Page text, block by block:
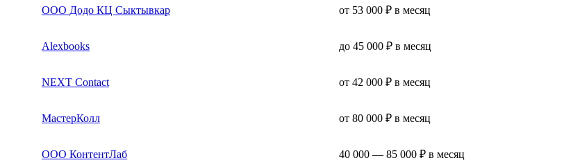
ООО Додо КЦ Сыктывкар от 53 000 ₽ в месяц
Alexbooks до 45 000 ₽ в месяц
NEXT Contact от 42 000 ₽ в месяц
МастерКолл от 80 000 ₽ в месяц
ООО КонтентЛаб 40 000 — 85 000 ₽ в месяц